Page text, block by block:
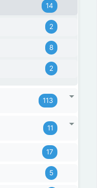
14
2
8
2
113
11
17
5